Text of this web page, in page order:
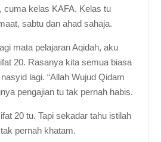
cuma kelas KAFA. Kelas tu
sabtu dan ahad sahaja.
mata pelajaran Aqidah, aku
20. Rasanya kita semua biasa
lagi. “Allah Wujud Qidam
pengajian tu tak pernah habis.
20 tu. Tapi sekadar tahu istilah
pernah khatam.